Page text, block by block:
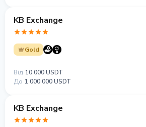
KB Exchange
Gold
Від 10 000 USDT
До 1 000 000 USDT
KB Exchange